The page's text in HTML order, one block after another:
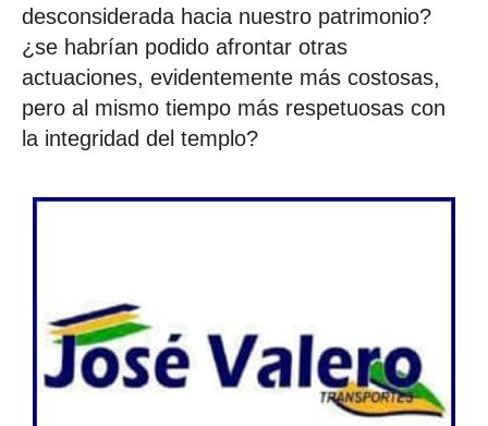
desconsiderada hacia nuestro patrimonio?
¿se habrían podido afrontar otras
actuaciones, evidentemente más costosas,
pero al mismo tiempo más respetuosas con
la integridad del templo?